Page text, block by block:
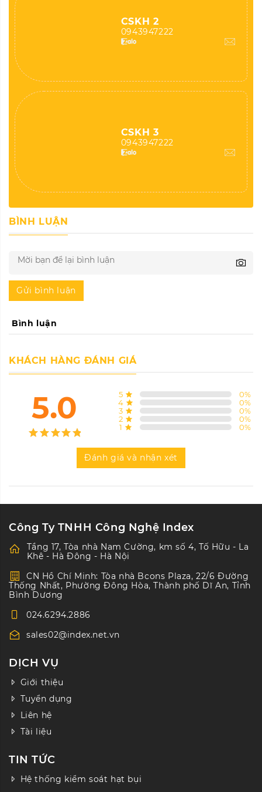
CSKH 2
0943947222
CSKH 3
0943947222
BÌNH LUẬN
Gửi bình luận
Bình luận
KHÁCH HÀNG ĐÁNH GIÁ
5.0 5 0%
4
0%
3
0%
2
0%
1
0%
Đánh giá và nhận xét
Công Ty TNHH Công Nghệ Index
Tầng 17, Tòa nhà Nam Cường, km số 4, Tố Hữu - La
Khê - Hà Đông - Hà Nội
CN Hồ Chí Minh: Tòa nhà Bcons Plaza, 22/6 Đường
Thống Nhất, Phường Đông Hòa, Thành phố Dĩ An, Tỉnh
Bình Dương
024.6294.2886
sales02@index.net.vn
DỊCH VỤ
Giới thiệu
Tuyển dụng
Liên hệ
Tài liệu
TIN TỨC
Hệ thống kiểm soát hạt bụi